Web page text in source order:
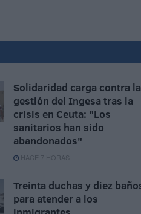
Solidaridad carga contra la
gestión del Ingesa tras la
crisis en Ceuta: "Los
sanitarios han sido
abandonados"
HACE 7 HORAS
Treinta duchas y diez
para atender a los